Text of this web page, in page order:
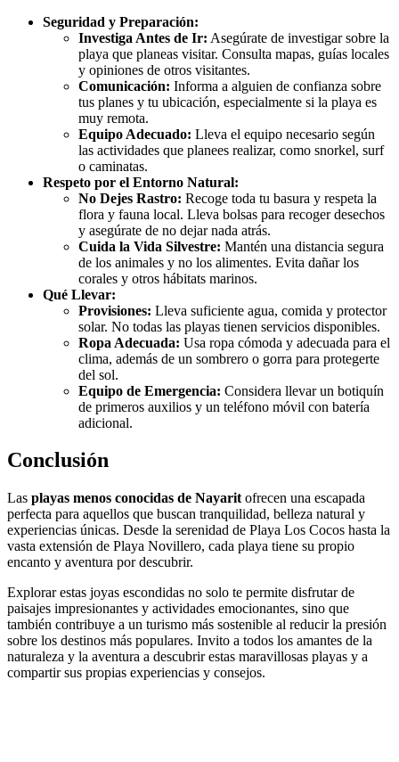
Seguridad y Preparación:
Investiga Antes de Ir: Asegúrate de investigar sobre la
playa que planeas visitar. Consulta mapas, guías locales
y opiniones de otros visitantes.
Comunicación: Informa a alguien de confianza sobre
tus planes y tu ubicación, especialmente si la playa es
muy remota.
Equipo Adecuado: Lleva el equipo necesario según
las actividades que planees realizar, como snorkel, surf
o caminatas.
Respeto por el Entorno Natural:
No Dejes Rastro: Recoge toda tu basura y respeta la
flora y fauna local. Lleva bolsas para recoger desechos
y asegúrate de no dejar nada atrás.
Cuida la Vida Silvestre: Mantén una distancia segura
de los animales y no los alimentes. Evita dañar los
corales y otros hábitats marinos.
Qué Llevar:
Provisiones: Lleva suficiente agua, comida y protector
solar. No todas las playas tienen servicios disponibles.
Ropa Adecuada: Usa ropa cómoda y adecuada para el
clima, además de un sombrero o gorra para protegerte
del sol.
Equipo de Emergencia: Considera llevar un botiquín
de primeros auxilios y un teléfono móvil con batería
adicional.
Conclusión
Las playas menos conocidas de Nayarit ofrecen una escapada
perfecta para aquellos que buscan tranquilidad, belleza natural y
experiencias únicas. Desde la serenidad de Playa Los Cocos hasta la
vasta extensión de Playa Novillero, cada playa tiene su propio
encanto y aventura por descubrir.
Explorar estas joyas escondidas no solo te permite disfrutar de
paisajes impresionantes y actividades emocionantes, sino que
también contribuye a un turismo más sostenible al reducir la presión
sobre los destinos más populares. Invito a todos los amantes de la
naturaleza y la aventura a descubrir estas maravillosas playas y a
compartir sus propias experiencias y consejos.